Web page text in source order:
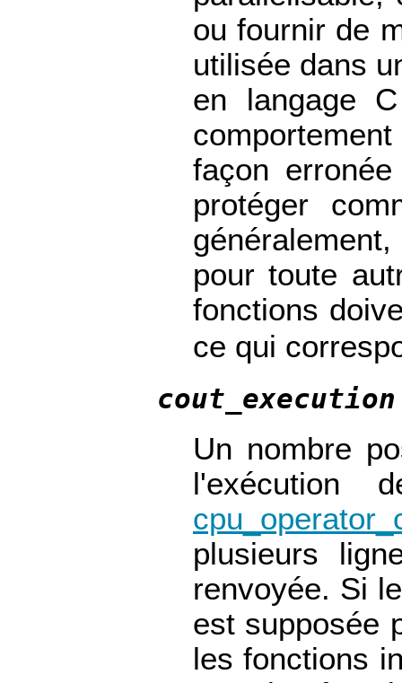
ou fournir de
utilisée dans
en langage
façon
protéger
pour toute
fonctions
ce qui
cout_execution
Un nombre
plusieurs
renvoyée. Si
est supposée
les fonctions